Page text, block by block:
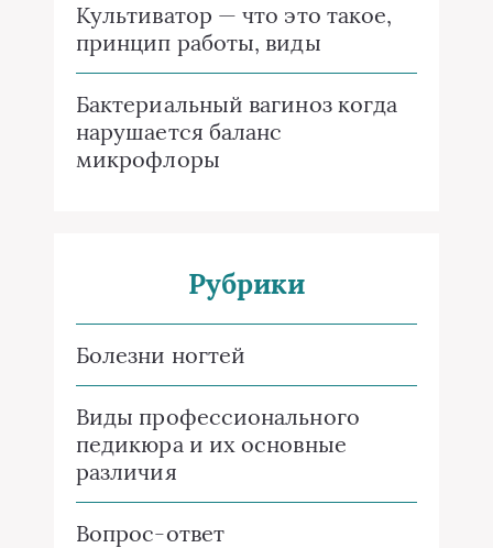
Культиватор — что это такое,
принцип работы, виды
Бактериальный вагиноз когда
нарушается баланс
микрофлоры
Рубрики
Болезни ногтей
Виды профессионального
педикюра и их основные
различия
Вопрос-ответ